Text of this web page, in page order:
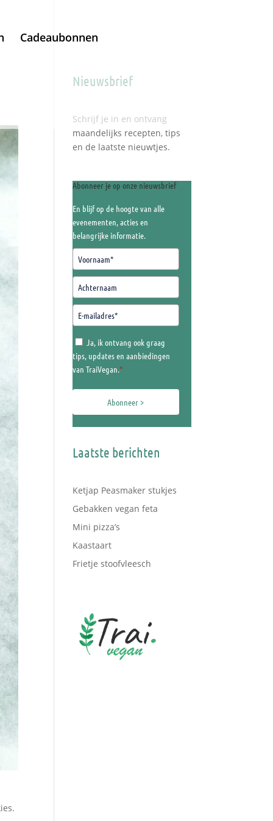
Cadeaubonnen
Nieuwsbrief
Schrijf je in en ontvang
maandelijks recepten, tips
en de laatste nieuwtjes.
Abonneer je op onze nieuwsbrief
En blijf op de hoogte van alle
evenementen, acties en
belangrijke informatie.
Ja, ik ontvang ook graag
tips, updates en aanbiedingen
van TraiVegan.*
Abonneer >
Laatste berichten
Ketjap Peasmaker stukjes
Gebakken vegan feta
Mini pizza’s
Kaastaart
Frietje stoofvleesch